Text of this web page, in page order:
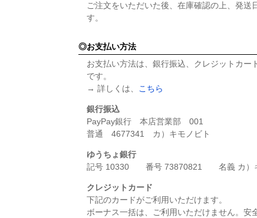
ご注文をいただいた後、在庫確認の上、発送
す。
お支払い方法
お支払い方法は、銀行振込、クレジットカー
です。
→ 詳しくは、 こちら
銀行振込
PayPay銀行 本店営業部 001
普通 4677341 カ）キモノビト
ゆうちょ銀行
記号 10330 番号 73870821 名義 カ）
クレジットカード
下記のカードがご利用いただけます。
ボーナス一括は、ご利用いただけません。安